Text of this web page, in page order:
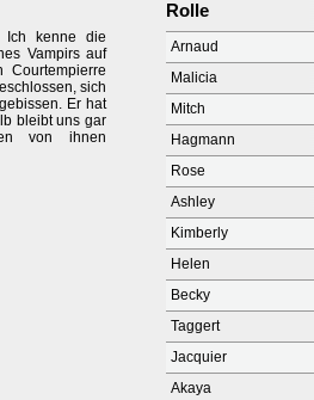
Ich kenne die
Vampirs auf
sich
Er hat
bleibt uns gar
von ihnen
Rolle
Arnaud
Malicia
Mitch
Hagmann
Rose
Ashley
Kimberly
Helen
Becky
Taggert
Jacquier
Akaya